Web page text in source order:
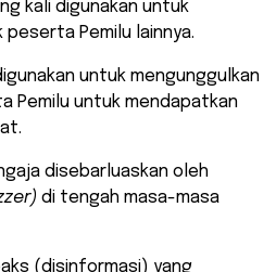
kali digunakan untuk
Pemilu lainnya.
untuk mengunggulkan
Pemilu untuk mendapatkan
disebarluaskan oleh
di tengah masa-masa
(disinformasi) yang